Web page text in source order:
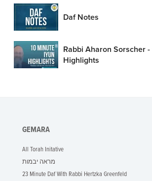
Daf Notes
Rabbi Aharon Sorscher -
Highlights
GEMARA
All Torah Initative
מראה יבמות
23 Minute Daf With Rabbi Hertzka Greenfeld